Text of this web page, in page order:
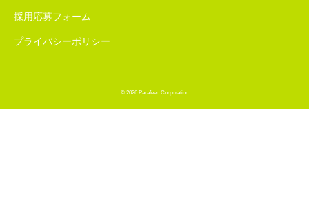
採用応募フォーム
プライバシーポリシー
© 2026 Parafeed Corporation